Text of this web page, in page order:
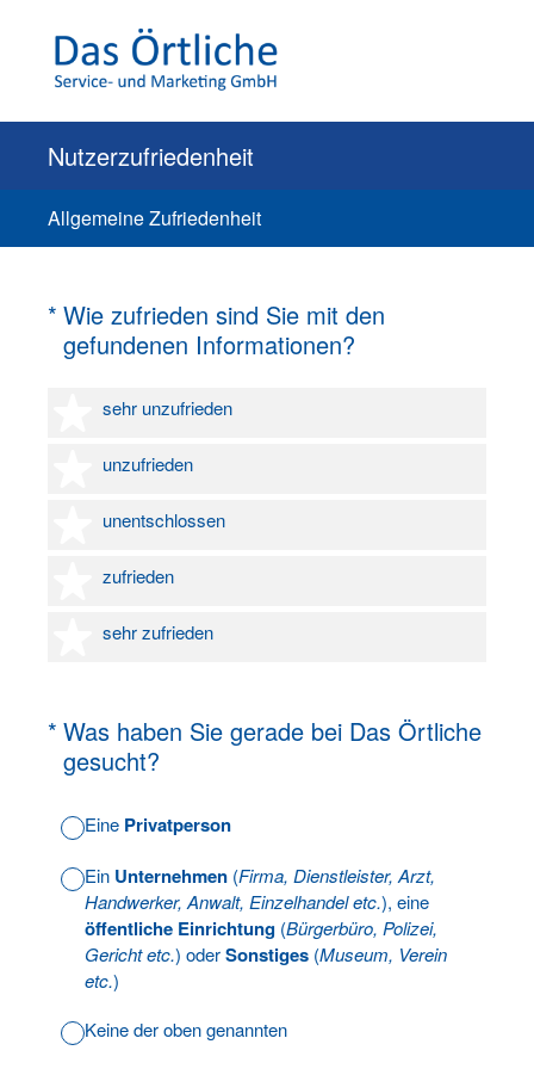
Nutzerzufriedenheit
Allgemeine Zufriedenheit
* Wie zufrieden sind Sie mit den
gefundenen Informationen?
(Erforderlich.)
sehr unzufrieden
1 Stern
unzufrieden
2 Sterne
unentschlossen
3 Sterne
zufrieden
4 Sterne
sehr zufrieden
5 Sterne
* Was haben Sie gerade bei Das Örtliche
gesucht?
(Erforderlich.)
Eine Privatperson
Ein Unternehmen (Firma, Dienstleister, Arzt,
Handwerker, Anwalt, Einzelhandel etc.), eine
öffentliche Einrichtung (Bürgerbüro, Polizei,
Gericht etc.) oderSonstiges (Museum, Verein
etc.)
Keine der oben genannten